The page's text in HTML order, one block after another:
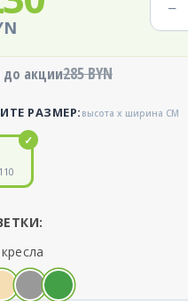
−
до акции285 BYN
РАЗМЕР: высота x ширина СМ
110